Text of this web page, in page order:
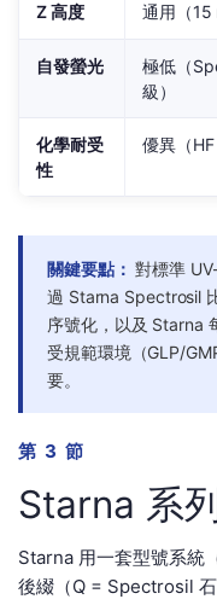
Z 高度 通用（15
自發螢光
極低（
級）
化學耐受
性
優異（HF
關鍵要點： 對標準
過 Starna Spectrosil
序號化，以及 Starna
受規範環境（GLP/
要。
第 3 節
Starna 系
Starna 用一套型號系統
後綴（Q = Spectrosil